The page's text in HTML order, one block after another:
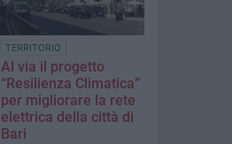
TERRITORIO
Al via il progetto
“Resilienza Climatica”
per migliorare la rete
elettrica della città di
Bari